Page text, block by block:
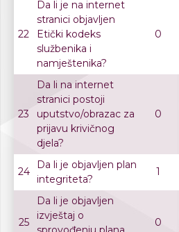
22
Da li je na internet
stranici objavljen
Etički kodeks
službenika i
namještenika?
0
23
Da li na internet
stranici postoji
uputstvo/obrazac za
prijavu krivičnog
djela?
0
24
Da li je objavljen plan
integriteta?
1
25
Da li je objavljen
izvještaj o
0